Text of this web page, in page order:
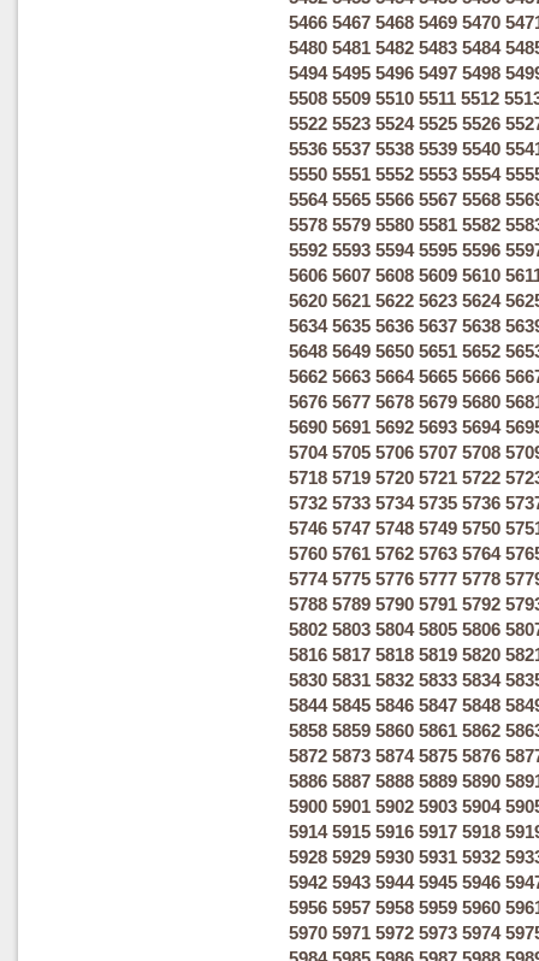
5466 5467 5468 5469 5470
5480 5481 5482 5483 5484
5494 5495 5496 5497 5498
5508 5509 5510 5511 5512
5522 5523 5524 5525 5526
5536 5537 5538 5539 5540
5550 5551 5552 5553 5554
5564 5565 5566 5567 5568
5578 5579 5580 5581 5582
5592 5593 5594 5595 5596
5606 5607 5608 5609 5610
5620 5621 5622 5623 5624
5634 5635 5636 5637 5638
5648 5649 5650 5651 5652
5662 5663 5664 5665 5666
5676 5677 5678 5679 5680
5690 5691 5692 5693 5694
5704 5705 5706 5707 5708
5718 5719 5720 5721 5722
5732 5733 5734 5735 5736
5746 5747 5748 5749 5750
5760 5761 5762 5763 5764
5774 5775 5776 5777 5778
5788 5789 5790 5791 5792
5802 5803 5804 5805 5806
5816 5817 5818 5819 5820
5830 5831 5832 5833 5834
5844 5845 5846 5847 5848
5858 5859 5860 5861 5862
5872 5873 5874 5875 5876
5886 5887 5888 5889 5890
5900 5901 5902 5903 5904
5914 5915 5916 5917 5918
5928 5929 5930 5931 5932
5942 5943 5944 5945 5946
5956 5957 5958 5959 5960
5970 5971 5972 5973 5974